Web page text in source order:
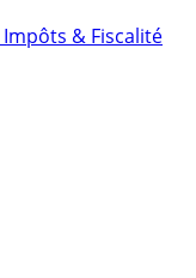
Impôts & Fiscalité